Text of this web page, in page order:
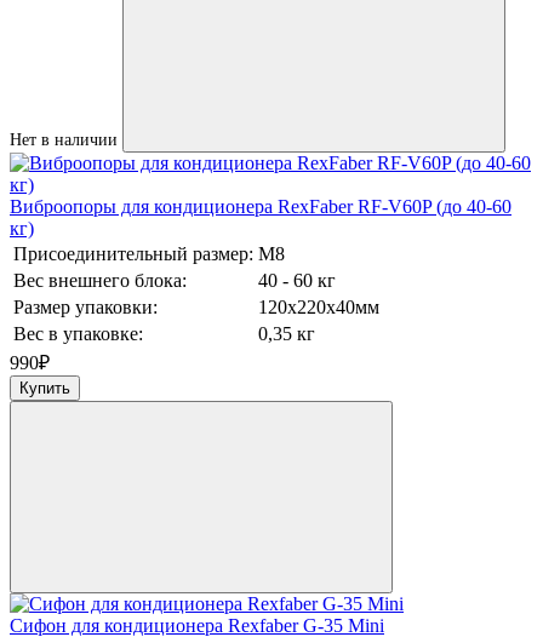
Нет в наличии
Виброопоры для кондиционера RexFaber RF-V60P (до 40-60
кг)
Присоединительный размер: М8
Вес внешнего блока:
40 - 60 кг
Размер упаковки:
120х220х40мм
Вес в упаковке:
0,35 кг
990₽
Купить
Сифон для кондиционера Rexfaber G-35 Mini